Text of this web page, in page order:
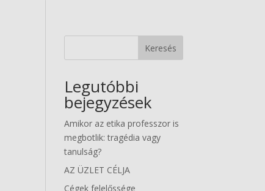
Keresés
Legutóbbi
bejegyzések
Amikor az etika professzor is
megbotlik: tragédia vagy
tanulság?
AZ ÜZLET CÉLJA
Cégek felelőssége